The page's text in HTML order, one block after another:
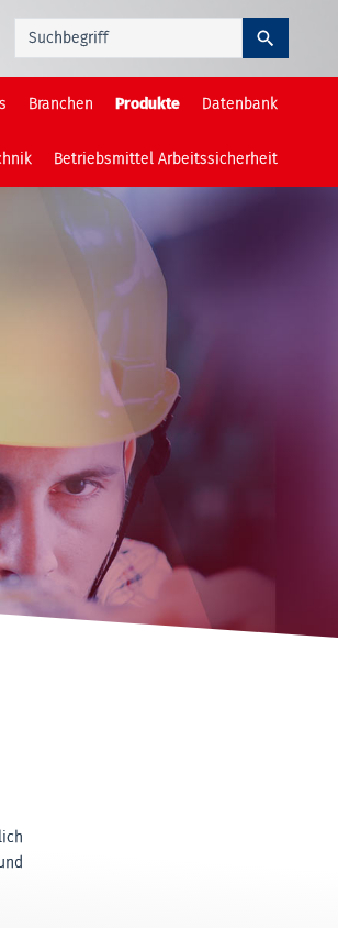
Branchen Produkte Datenbank
Betriebsmittel Arbeitssicherheit